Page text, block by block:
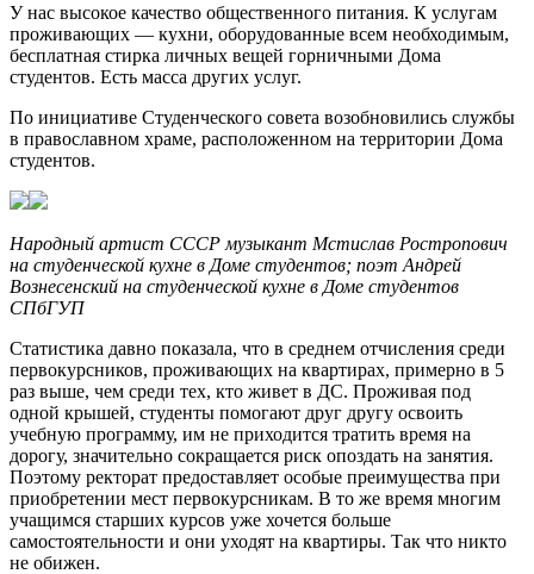
У нас высокое качество общественного питания. К услугам
проживающих — кухни, оборудованные всем необходимым,
бесплатная стирка личных вещей горничными Дома
студентов. Есть масса других услуг.
По инициативе Студенческого совета возобновились службы
в православном храме, расположенном на территории Дома
студентов.
Народный артист СССР музыкант Мстислав Ростропович
на студенческой кухне в Доме студентов; поэт Андрей
Вознесенский на студенческой кухне в Доме студентов
СПбГУП
Статистика давно показала, что в среднем отчисления среди
первокурсников, проживающих на квартирах, примерно в 5
раз выше, чем среди тех, кто живет в ДС. Проживая под
одной крышей, студенты помогают друг другу освоить
учебную программу, им не приходится тратить время на
дорогу, значительно сокращается риск опоздать на занятия.
Поэтому ректорат предоставляет особые преимущества при
приобретении мест первокурсникам. В то же время многим
учащимся старших курсов уже хочется больше
самостоятельности и они уходят на квартиры. Так что никто
не обижен.